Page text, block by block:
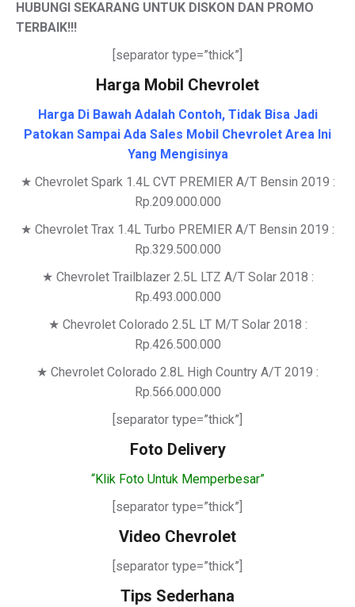
HUBUNGI SEKARANG UNTUK DISKON DAN PROMO
TERBAIK!!!
[separator type=”thick”]
Harga Mobil Chevrolet
Harga Di Bawah Adalah Contoh, Tidak Bisa Jadi
Patokan Sampai Ada Sales Mobil Chevrolet Area Ini
Yang Mengisinya
★ Chevrolet Spark 1.4L CVT PREMIER A/T Bensin 2019 :
Rp.209.000.000
★ Chevrolet Trax 1.4L Turbo PREMIER A/T Bensin 2019 :
Rp.329.500.000
★ Chevrolet Trailblazer 2.5L LTZ A/T Solar 2018 :
Rp.493.000.000
★ Chevrolet Colorado 2.5L LT M/T Solar 2018 :
Rp.426.500.000
★ Chevrolet Colorado 2.8L High Country A/T 2019 :
Rp.566.000.000
[separator type=”thick”]
Foto Delivery
“Klik Foto Untuk Memperbesar”
[separator type=”thick”]
Video Chevrolet
[separator type=”thick”]
Tips Sederhana